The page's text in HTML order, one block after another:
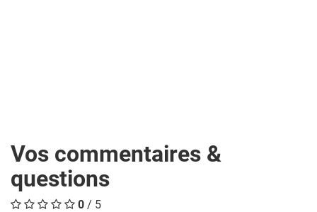
Vos commentaires &
questions
0 / 5